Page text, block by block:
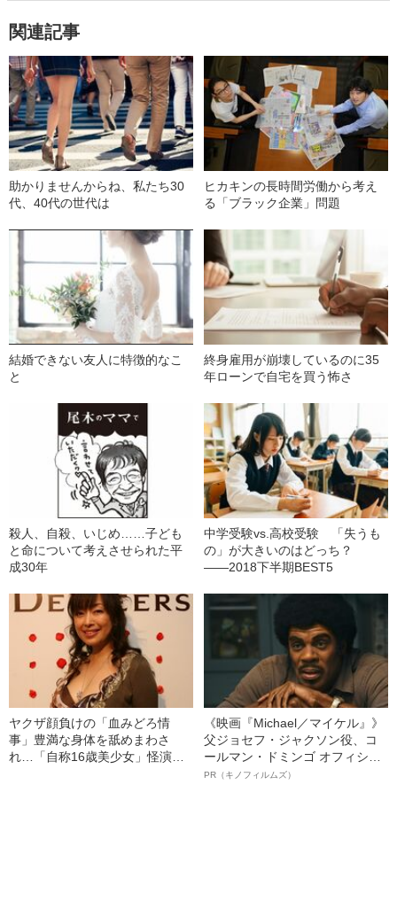
関連記事
助かりませんからね、私たち30
代、40代の世代は
ヒカキンの長時間労働から考え
る「ブラック企業」問題
結婚できない友人に特徴的なこ
と
終身雇用が崩壊しているのに35
年ローンで自宅を買う怖さ
殺人、自殺、いじめ……子ども
と命について考えさせられた平
成30年
中学受験vs.高校受験 「失うも
の」が大きいのはどっち？
――2018下半期BEST5
ヤクザ顔負けの「血みどろ情
事」豊満な身体を舐めまわさ
れ…「自称16歳美少女」怪演
《映画『Michael／マイケル』》
父ジョセフ・ジャクソン役、コ
ールマン・ドミンゴ オフィシャ
ルインタビュー“観客を魅了した
PR（キノフィルムズ）